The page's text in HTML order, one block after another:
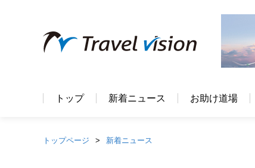
トップ 新着ニュース お助け道場
トップページ 新着ニュース